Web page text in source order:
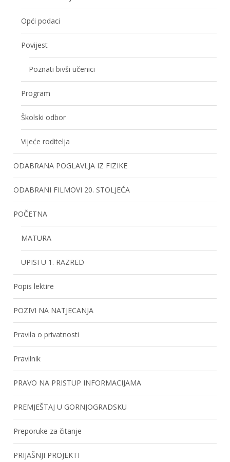
Opći podaci
Povijest
Poznati bivši učenici
Program
Školski odbor
Vijeće roditelja
ODABRANA POGLAVLJA IZ FIZIKE
ODABRANI FILMOVI 20. STOLJEĆA
POČETNA
MATURA
UPISI U 1. RAZRED
Popis lektire
POZIVI NA NATJECANJA
Pravila o privatnosti
Pravilnik
PRAVO NA PRISTUP INFORMACIJAMA
PREMJEŠTAJ U GORNJOGRADSKU
Preporuke za čitanje
PRIJAŠNJI PROJEKTI